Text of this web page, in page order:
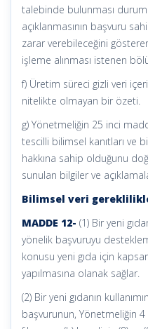
talebinde bulunması
açıklanmasının başvuru
zarar verebileceğini
işleme alınması istenen
f) Üretim süreci gizli veri
nitelikte olmayan bir özeti.
g) Yönetmeliğin 25 inci
tescilli bilimsel kanıtları ve
hakkına sahip olduğunu
sunulan bilgiler ve
Bilimsel veri
MADDE 12- (1) Bir yeni
yönelik başvuruyu
konusu yeni gıda için
yapılmasına olanak sağlar.
(2) Bir yeni gıdanın
başvurunun, Yönetmeliğin